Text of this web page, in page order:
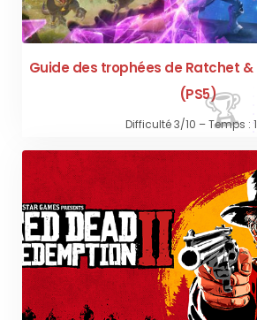
Guide des trophées de Ratchet &
(PS5)
Difficulté 3/10 – Temps :